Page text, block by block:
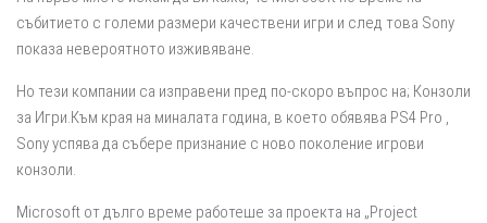
събитието с големи размери качествени игри и след това Sony
показа невероятното изживяване.
Но тези компании са изправени пред по-скоро въпрос на; Конзоли
за Игри.Към края на миналата година, в което обявява PS4 Pro ,
Sony успява да събере признание с ново поколение игрови
конзоли.
Microsoft от дълго време работеше за проекта на „Project